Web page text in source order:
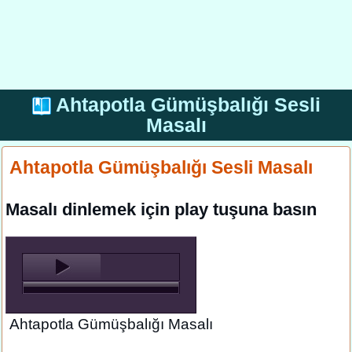
Ahtapotla Gümüşbalığı Sesli
Masalı
Ahtapotla Gümüşbalığı Sesli Masalı
Masalı dinlemek için play tuşuna basın
Ahtapotla Gümüşbalığı Masalı